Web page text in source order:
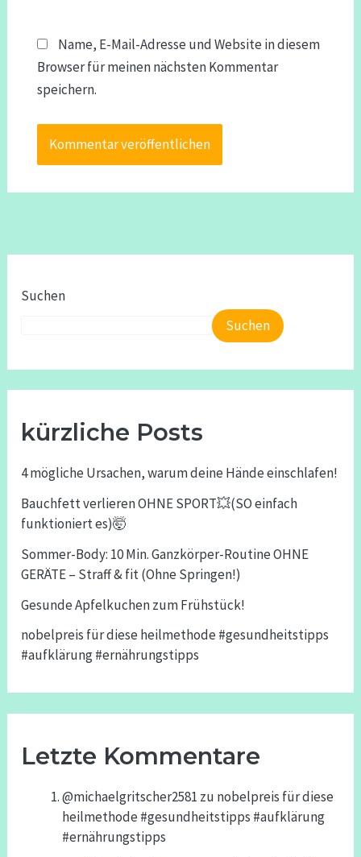
Name, E-Mail-Adresse und Website in diesem
Browser für meinen nächsten Kommentar
speichern.
Suchen
Suchen
kürzliche Posts
4 mögliche Ursachen, warum deine Hände einschlafen!
Bauchfett verlieren OHNE SPORT💥(SO einfach
funktioniert es)🤯
Sommer-Body: 10 Min. Ganzkörper-Routine OHNE
GERÄTE – Straff & fit (Ohne Springen!)
Gesunde Apfelkuchen zum Frühstück!
nobelpreis für diese heilmethode #gesundheitstipps
#aufklärung #ernährungstipps
Letzte Kommentare
@michaelgritscher2581 zu nobelpreis für diese
heilmethode #gesundheitstipps #aufklärung
#ernährungstipps